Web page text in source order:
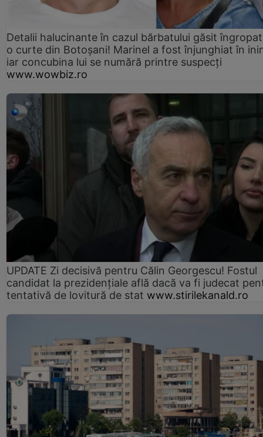
Detalii halucinante în cazul bărbatului găsit
o curte din Botoșani! Marinel a fost înjunghiat în
iar concubina lui se numără printre suspecți
www.wowbiz.ro
UPDATE Zi decisivă pentru Călin Georgescu! Fostul
candidat la prezidențiale află dacă va fi judecat
tentativă de lovitură de stat www.stirilekanald.ro